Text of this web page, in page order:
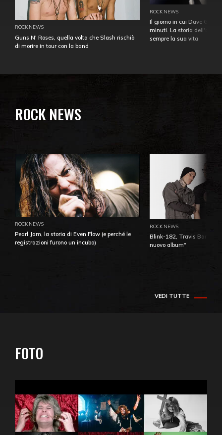
ROCK NEWS
Guns N' Roses, quella volta che Slash rischiò
di morire in tour con la band
ROCK NEWS
Il giorno in cui Dave
minuti. La storia
sempre la sua vita
ROCK NEWS
ROCK NEWS
Pearl Jam, la storia di Even Flow (e perché le
registrazioni furono un incubo)
ROCK NEWS
Blink-182, Travis Barker:
nuovo album"
VEDI TUTTE
FOTO